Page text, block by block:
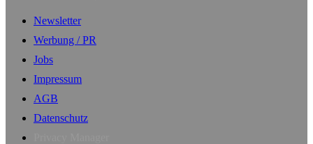
Newsletter
Werbung / PR
Jobs
Impressum
AGB
Datenschutz